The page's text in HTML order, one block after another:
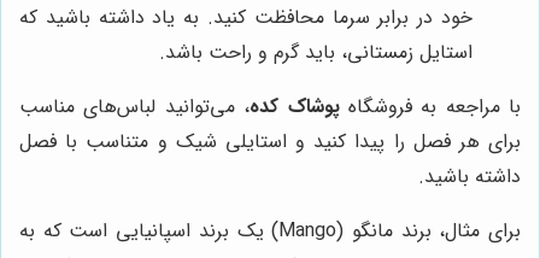
خود در برابر سرما محافظت کنید. به یاد داشته باشید که
استایل زمستانی، باید گرم و راحت باشد.
با مراجعه به فروشگاهپوشاک کده، می‌توانید لباس‌های مناسب
برای هر فصل را پیدا کنید و استایلی شیک و متناسب با فصل
داشته باشید.
برای مثال، برند مانگو (Mango) یک برند اسپانیایی است که به